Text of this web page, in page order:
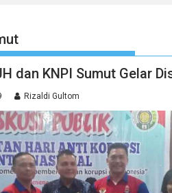
dan KNPI Sumut Gelar
Rizaldi Gultom